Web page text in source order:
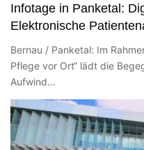
Infotage in Panketal:
Elektronische
Bernau / Panketal: Im
Pflege vor Ort“ lädt die
Aufwind…